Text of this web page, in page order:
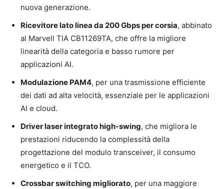
nuova generazione.
Ricevitore lato linea da 200 Gbps per corsia, abbinato
al Marvell TIA CB11269TA, che offre la migliore
linearità della categoria e basso rumore per
applicazioni AI.
Modulazione PAM4, per una trasmissione efficiente
dei dati ad alta velocità, essenziale per le applicazioni
AI e cloud.
Driver laser integrato high-swing, che migliora le
prestazioni riducendo la complessità della
progettazione del modulo transceiver, il consumo
energetico e il TCO.
Crossbar switching migliorato, per una maggiore